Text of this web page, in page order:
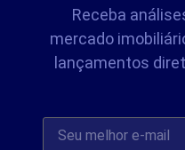
Receba
mercado
lançamentos